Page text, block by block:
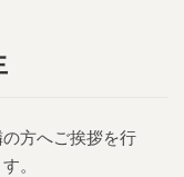
方へご挨拶を行
。